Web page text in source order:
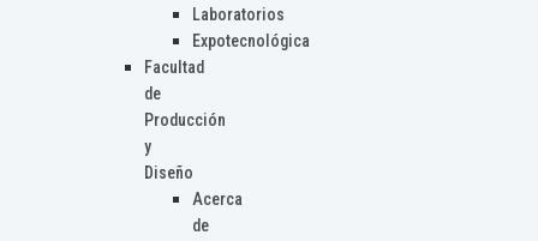
Laboratorios
Expotecnológica
Facultad
de
Producción
y
Diseño
Acerca
de